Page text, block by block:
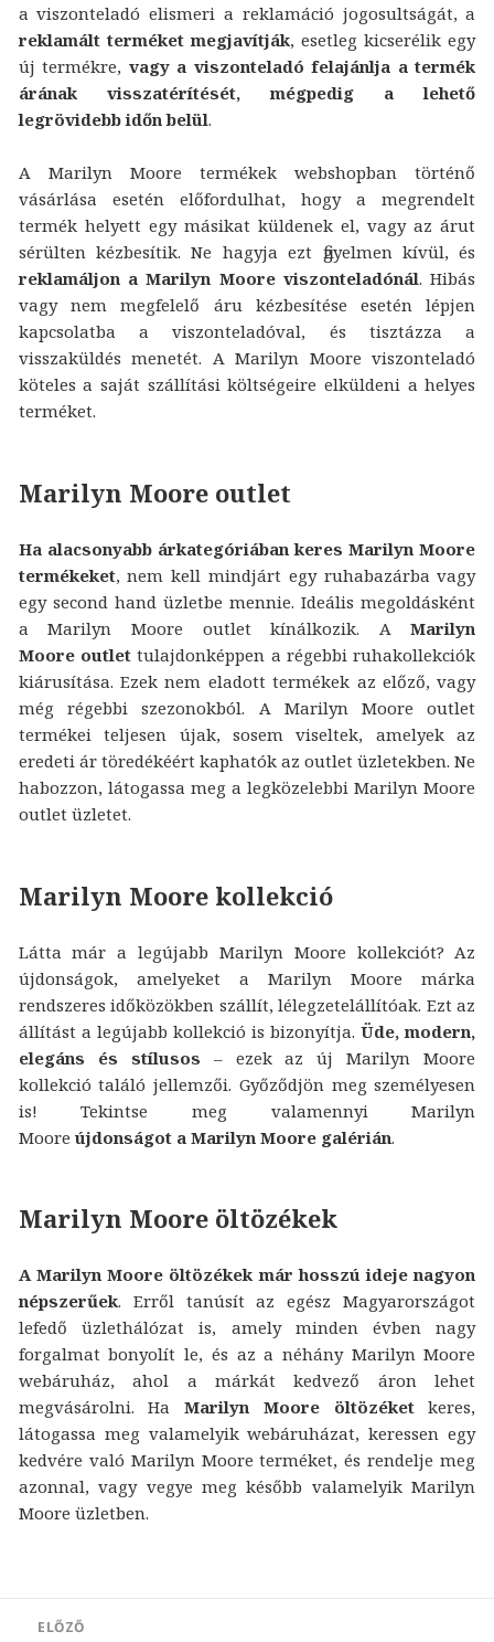
a viszonteladó elismeri a reklamáció jogosultságát, a
reklamált terméket megjavítják, esetleg kicserélik egy
új termékre, vagy a viszonteladó felajánlja a termék
árának visszatérítését, mégpedig a lehető
legrövidebb időn belül.
A Marilyn Moore termékek webshopban történő
vásárlása esetén előfordulhat, hogy a megrendelt
termék helyett egy másikat küldenek el, vagy az árut
sérülten kézbesítik. Ne hagyja ezt figyelmen kívül, és
reklamáljon a Marilyn Moore viszonteladónál. Hibás
vagy nem megfelelő áru kézbesítése esetén lépjen
kapcsolatba a viszonteladóval, és tisztázza a
visszaküldés menetét. A Marilyn Moore viszonteladó
köteles a saját szállítási költségeire elküldeni a helyes
terméket.
Marilyn Moore outlet
Ha alacsonyabb árkategóriában keres Marilyn Moore
termékeket, nem kell mindjárt egy ruhabazárba vagy
egy second hand üzletbe mennie. Ideális megoldásként
a Marilyn Moore outlet kínálkozik. AMarilyn
Moore outlettulajdonképpen a régebbi ruhakollekciók
kiárusítása. Ezek nem eladott termékek az előző, vagy
még régebbi szezonokból. A Marilyn Moore outlet
termékei teljesen újak, sosem viseltek, amelyek az
eredeti ár töredékéért kaphatók az outlet üzletekben. Ne
habozzon, látogassa meg a legközelebbi Marilyn Moore
outlet üzletet.
Marilyn Moore kollekció
Látta már a legújabb Marilyn Moore kollekciót? Az
újdonságok, amelyeket a Marilyn Moore márka
rendszeres időközökben szállít, lélegzetelállítóak. Ezt az
állítást a legújabb kollekció is bizonyítja.Üde, modern,
elegáns és stílusos – ezek az új Marilyn Moore
kollekció találó jellemzői. Győződjön meg személyesen
is! Tekintse meg valamennyi Marilyn
Moore újdonságot a Marilyn Moore galérián.
Marilyn Moore öltözékek
A Marilyn Moore öltözékek már hosszú ideje nagyon
népszerűek. Erről tanúsít az egész Magyarországot
lefedő üzlethálózat is, amely minden évben nagy
forgalmat bonyolít le, és az a néhány Marilyn Moore
webáruház, ahol a márkát kedvező áron lehet
megvásárolni. HaMarilyn Moore öltözéketkeres,
látogassa meg valamelyik webáruházat, keressen egy
kedvére való Marilyn Moore terméket, és rendelje meg
azonnal, vagy vegye meg később valamelyik Marilyn
Moore üzletben.
ELŐZŐ